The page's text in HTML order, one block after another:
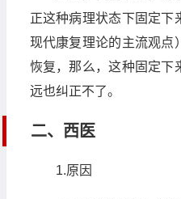
正这种病理状态下固定下
现代康复理论的主流观点
恢复，那么，这种固定下
远也纠正不了。
二、西医
1.原因